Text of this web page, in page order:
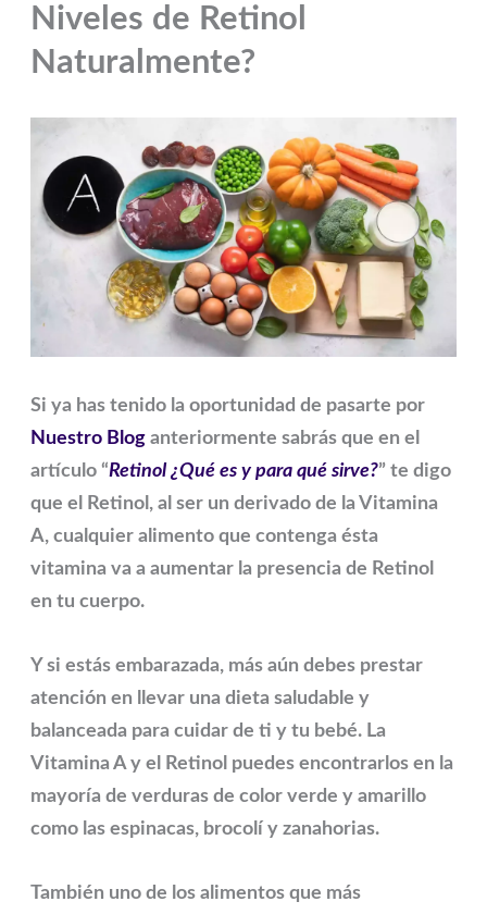
Niveles de Retinol
Naturalmente?
Si ya has tenido la oportunidad de pasarte por
Nuestro Blog anteriormente sabrás que en el
artículo “Retinol ¿Qué es y para qué sirve?” te digo
que el Retinol, al ser un derivado de la Vitamina
A, cualquier alimento que contenga ésta
vitamina va a aumentar la presencia de Retinol
en tu cuerpo.
Y si estás embarazada, más aún debes prestar
atención en llevar una dieta saludable y
balanceada para cuidar de ti y tu bebé. La
Vitamina A y el Retinol puedes encontrarlos en la
mayoría de verduras de color verde y amarillo
como las espinacas, brocolí y zanahorias.
También uno de los alimentos que más